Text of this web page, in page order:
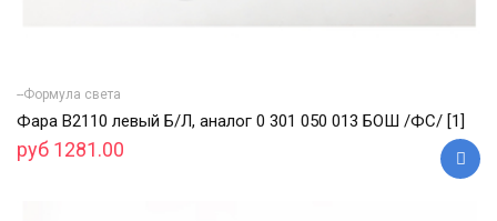
--Формула света
Фара В2110 левый Б/Л, аналог 0 301 050 013 БОШ /ФС/ [1]
руб 1281.00